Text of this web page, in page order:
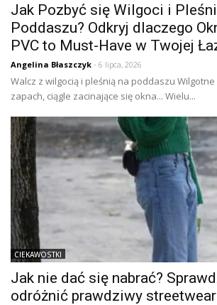
Jak Pozbyć się Wilgoci i
Poddaszu? Odkryj dlaczego
PVC to Must-Have w Twojej
Angelina Błaszczyk - 6 lipca, 2026
Walcz z wilgocią i pleśnią na poddaszu
zapach, ciągle zacinające się okna... Wielu...
CIEKAWOSTKI
Jak nie dać się nabrać?
odróżnić prawdziwy